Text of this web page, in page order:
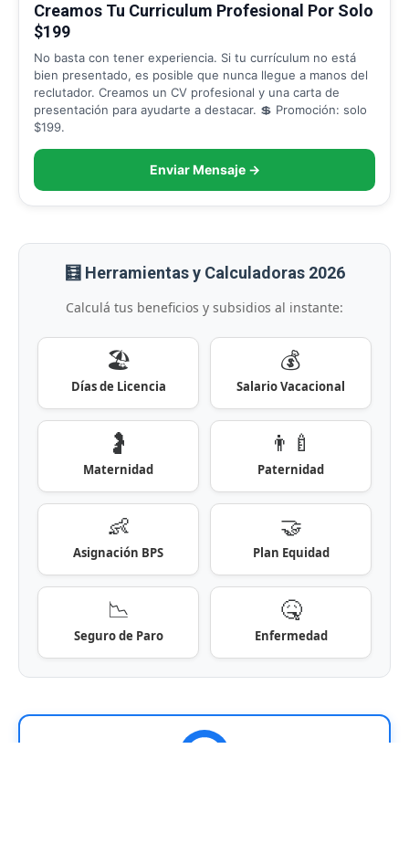
Creamos Tu Curriculum Profesional Por Solo
$199
No basta con tener experiencia. Si tu currículum no está
bien presentado, es posible que nunca llegue a manos del
reclutador. Creamos un CV profesional y una carta de
presentación para ayudarte a destacar. 💲 Promoción: solo
$199.
Enviar Mensaje →
🧮 Herramientas y Calculadoras 2026
Calculá tus beneficios y subsidios al instante:
🏖️
Días de Licencia
💰
Salario Vacacional
🤰
Maternidad
👨‍🍼
Paternidad
👶
Asignación BPS
🤝
Plan Equidad
📉
Seguro de Paro
🤒
Enfermedad